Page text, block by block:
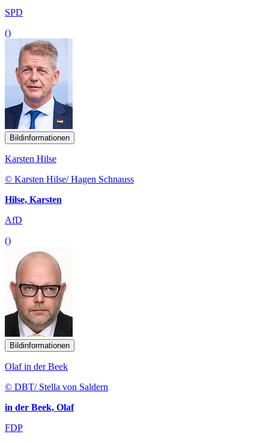
SPD
()
Bildinformationen
Karsten Hilse
© Karsten Hilse/ Hagen Schnauss
Hilse, Karsten
AfD
()
Bildinformationen
Olaf in der Beek
© DBT/ Stella von Saldern
in der Beek, Olaf
FDP